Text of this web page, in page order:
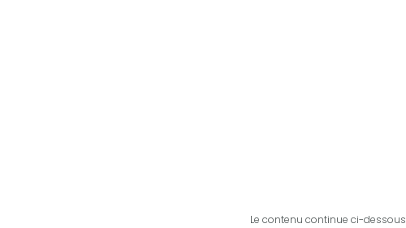
Le contenu continue ci-dessous